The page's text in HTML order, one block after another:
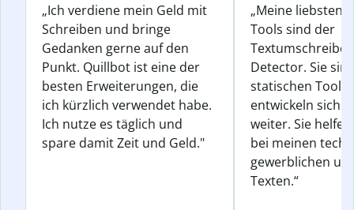
„Ich verdiene mein Geld mit
Schreiben und bringe
Gedanken gerne auf den
Punkt. Quillbot ist eine der
besten Erweiterungen, die
ich kürzlich verwendet habe.
Ich nutze es täglich und
spare damit Zeit und Geld."
„Meine liebsten
Tools sind der
Detector. Sie
statischen
entwickeln sich
weiter. Sie
bei meinen
gewerblichen
Texten.“